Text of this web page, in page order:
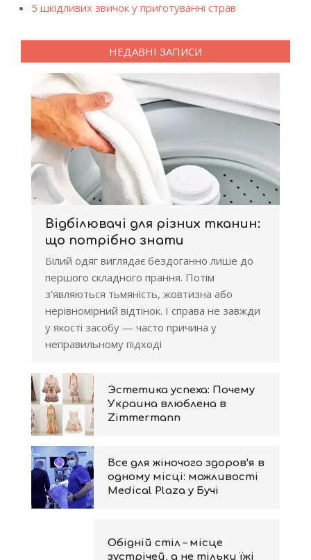
5 шкідливих звичок у приготуванні страв
НЕДАВНІ ЗАПИСИ
Відбілювачі для різних тканин:
що потрібно знати
Білий одяг виглядає бездоганно лише до
першого складного прання. Потім
з’являються тьмяність, жовтизна або
нерівномірний відтінок. І справа не завжди
у якості засобу — часто причина у
неправильному підході
Эстетика успеха: Почему
Украина влюблена в
Zimmermann
Все для жіночого здоров’я в
одному місці: можливості
Medical Plaza у Бучі
Обідній стіл – місце
зустрічей, а не тільки їжі